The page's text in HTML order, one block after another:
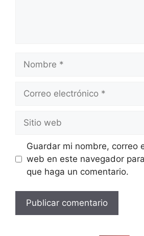
electrónico
web
Guardar mi nombre, correo
web en este navegador
que haga un comentario.